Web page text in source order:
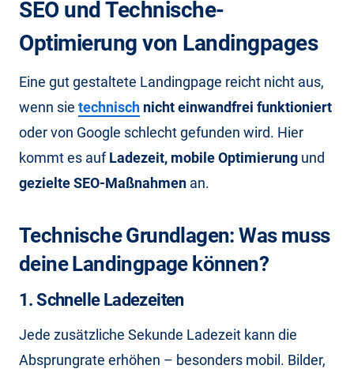
SEO und Technische-
Optimierung von Landingpages
Eine gut gestaltete Landingpage reicht nicht aus,
wenn sie technisch nicht einwandfrei funktioniert
oder von Google schlecht gefunden wird. Hier
kommt es aufLadezeit, mobile Optimierung und
gezielte SEO-Maßnahmen an.
Technische Grundlagen: Was muss
deine Landingpage können?
1. Schnelle Ladezeiten
Jede zusätzliche Sekunde Ladezeit kann die
Absprungrate erhöhen – besonders mobil. Bilder,